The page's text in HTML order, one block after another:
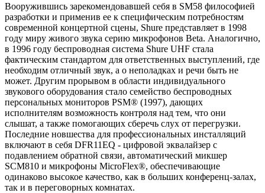
Вооружившись зарекомендовавшей себя в SM58 философией
разработки и применив ее к специфическим потребностям
современной концертной сцены, Shure представляет в 1998
году миру живого звука серию микрофонов Beta. Аналогично,
в 1996 году беспроводная система Shure UHF стала
фактическим стандартом для ответственных выступлений, где
необходим отличный звук, а о неполадках и речи быть не
может. Другим прорывом в области индивидуального
звукового оборудования стало семейство беспроводных
персональных мониторов PSM® (1997), дающих
исполнителям возможность контроля над тем, что они
слышат, а также помогающих сберечь слух от перегрузки.
Последние новшества для профессиональных инсталляций
включают в себя DFR11EQ - цифровой эквалайзер с
подавлением обратной связи, автоматический микшер
SCM810 и микрофоны MicroFlex®, обеспечивающие
одинаково высокое качество, как в больших конференц-залах,
так и в переговорных комнатах.